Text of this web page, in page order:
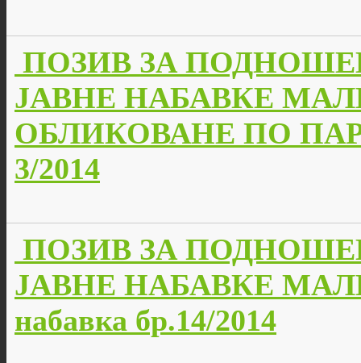
ПОЗИВ ЗА
ЈАВНЕ НАБАВКЕ
ОБЛИКОВАНЕ ПО
3/2014
ПОЗИВ ЗА
ЈАВНЕ НАБАВКЕ
набавка бр.14/2014